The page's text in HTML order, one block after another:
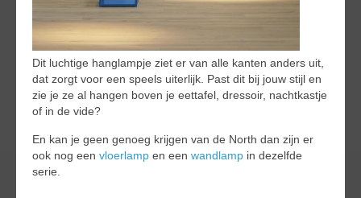
Dit luchtige hanglampje ziet er van alle kanten anders uit,
dat zorgt voor een speels uiterlijk. Past dit bij jouw stijl en
zie je ze al hangen boven je eettafel, dressoir, nachtkastje
of in de vide?
En kan je geen genoeg krijgen van de North dan zijn er
ook nog een vloerlamp en een wandlamp in dezelfde
serie.